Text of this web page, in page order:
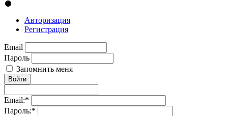
Авторизация
Регистрация
Email
Пароль
Запомнить меня
Войти
Email:*
Пароль:*